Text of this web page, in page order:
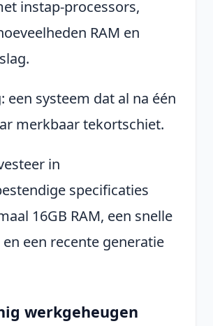
instap-processors,
RAM en
een systeem dat al na één
merkbaar tekortschiet.
in
specificaties
16GB RAM, een snelle
en een recente generatie
werkgeheugen